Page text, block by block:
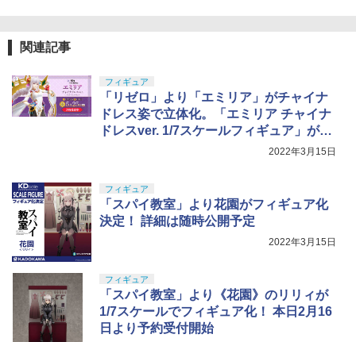
5
ラモデル
￥3,782
5
￥710
関連記事
フィギュア
「リゼロ」より「エミリア」がチャイナ
ドレス姿で立体化。「エミリア チャイナ
ドレスver. 1/7スケールフィギュア」が予
2022年3月15日
フィギュア
「スパイ教室」より花園がフィギュア化
決定！ 詳細は随時公開予定
2022年3月15日
フィギュア
「スパイ教室」より《花園》のリリィが
1/7スケールでフィギュア化！ 本日2月16
日より予約受付開始